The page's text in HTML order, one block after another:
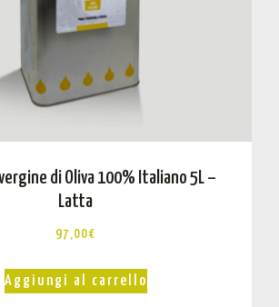
di Oliva 100% Italiano 5L –
Latta
97,00€
Aggiungi al carrello